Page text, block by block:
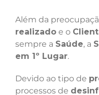
Além da
realizado e o
sempre a Saúde, a
em 1º Lugar.
Devido ao tipo de
processos de